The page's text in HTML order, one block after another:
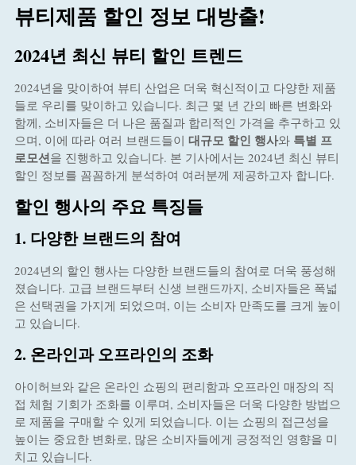
뷰티제품 할인 정보 대방출!
2024년 최신 뷰티 할인 트렌드
2024년을 맞이하여 뷰티 산업은 더욱 혁신적이고 다양한 제품
들로 우리를 맞이하고 있습니다. 최근 몇 년 간의 빠른 변화와
함께, 소비자들은 더 나은 품질과 합리적인 가격을 추구하고 있
으며, 이에 따라 여러 브랜드들이 대규모 할인 행사와 특별 프
로모션을 진행하고 있습니다. 본 기사에서는 2024년 최신 뷰티
할인 정보를 꼼꼼하게 분석하여 여러분께 제공하고자 합니다.
할인 행사의 주요 특징들
1. 다양한 브랜드의 참여
2024년의 할인 행사는 다양한 브랜드들의 참여로 더욱 풍성해
졌습니다. 고급 브랜드부터 신생 브랜드까지, 소비자들은 폭넓
은 선택권을 가지게 되었으며, 이는 소비자 만족도를 크게 높이
고 있습니다.
2. 온라인과 오프라인의 조화
아이허브와 같은 온라인 쇼핑의 편리함과 오프라인 매장의 직
접 체험 기회가 조화를 이루며, 소비자들은 더욱 다양한 방법으
로 제품을 구매할 수 있게 되었습니다. 이는 쇼핑의 접근성을
높이는 중요한 변화로, 많은 소비자들에게 긍정적인 영향을 미
치고 있습니다.